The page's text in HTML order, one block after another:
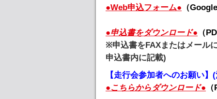
●Web申込フォーム● （
●申込書をダウンロード● （
※申込書をFAXまたはメール
申込書内に記載)
【走行会参加者へのお願い】
●こちらからダウンロード●